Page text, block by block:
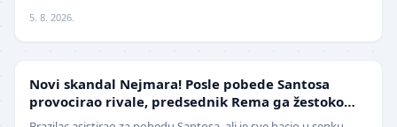
5. 8. 2026.
Novi skandal Nejmara! Posle pobede Santosa
provocirao rivale, predsednik Rema ga žestoko
isprozivao: "Bitanga i klovn!" (VIDEO)